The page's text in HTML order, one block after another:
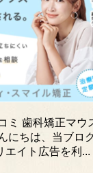
ミ 歯科矯正マウ
にちは、当ブロ
エイト広告を利...